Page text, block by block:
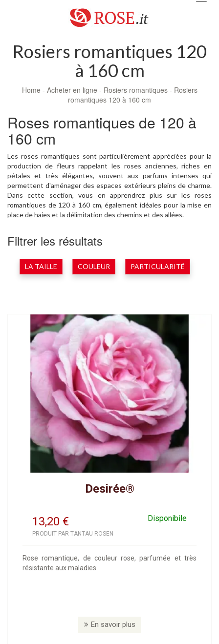
Rosiers romantiques 120
à 160 cm
Home - Acheter en ligne - Rosiers romantiques- Rosiers
romantiques 120 à 160 cm
Roses romantiques de 120 à
160 cm
Les roses romantiques sont particulièrement appréciées pour la
production de fleurs rappelant les roses anciennes, riches en
pétales et très élégantes, souvent aux parfums intenses qui
permettent d'aménager des espaces extérieurs pleins de charme.
Dans cette section, vous en apprendrez plus sur les roses
romantiques de 120 à 160 cm, également idéales pour la mise en
place de haies et la délimitation des chemins et des allées.
Filtrer les résultats
LA TAILLE COULEUR PARTICULARITÉ
Desirée®
13,20 Disponibile
€
PRODUIT PAR TANTAU ROSEN
Rose romantique, de couleur rose, parfumée et très
résistante aux maladies.
En savoir plus